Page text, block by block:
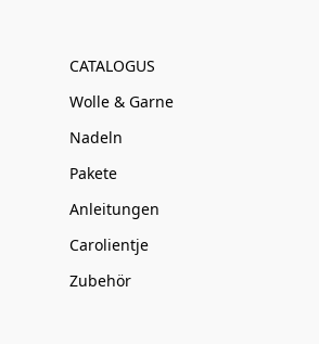
CATALOGUS
Wolle & Garne
Nadeln
Pakete
Anleitungen
Carolientje
Zubehör